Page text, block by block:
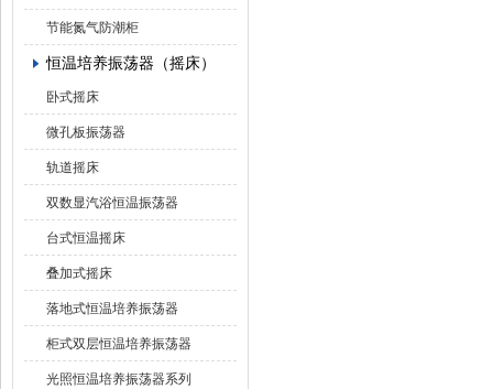
节能氮气防潮柜
恒温培养振荡器（摇床）
卧式摇床
微孔板振荡器
轨道摇床
双数显汽浴恒温振荡器
台式恒温摇床
叠加式摇床
落地式恒温培养振荡器
柜式双层恒温培养振荡器
光照恒温培养振荡器系列